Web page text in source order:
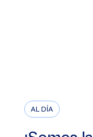
AL DÍA